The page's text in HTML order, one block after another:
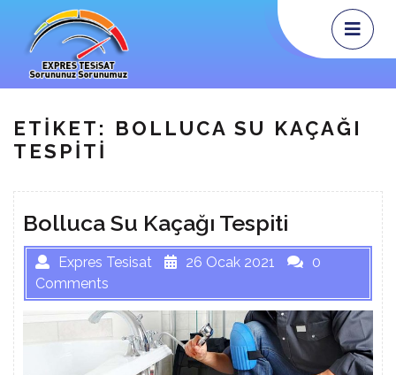
content
ETIKET: BOLLUCA SU KAÇAĞI
TESPITI
Bolluca Su Kaçağı Tespiti
Expres Tesisat 26 Ocak 2021
0
Comments